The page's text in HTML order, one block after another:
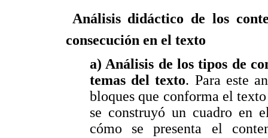
 Análisis didáctico de los
consecución en el texto
a) Análisis de los tipos de
temas del texto. Para este
bloques que conforma el
se construyó un cuadro en
cómo se presenta el